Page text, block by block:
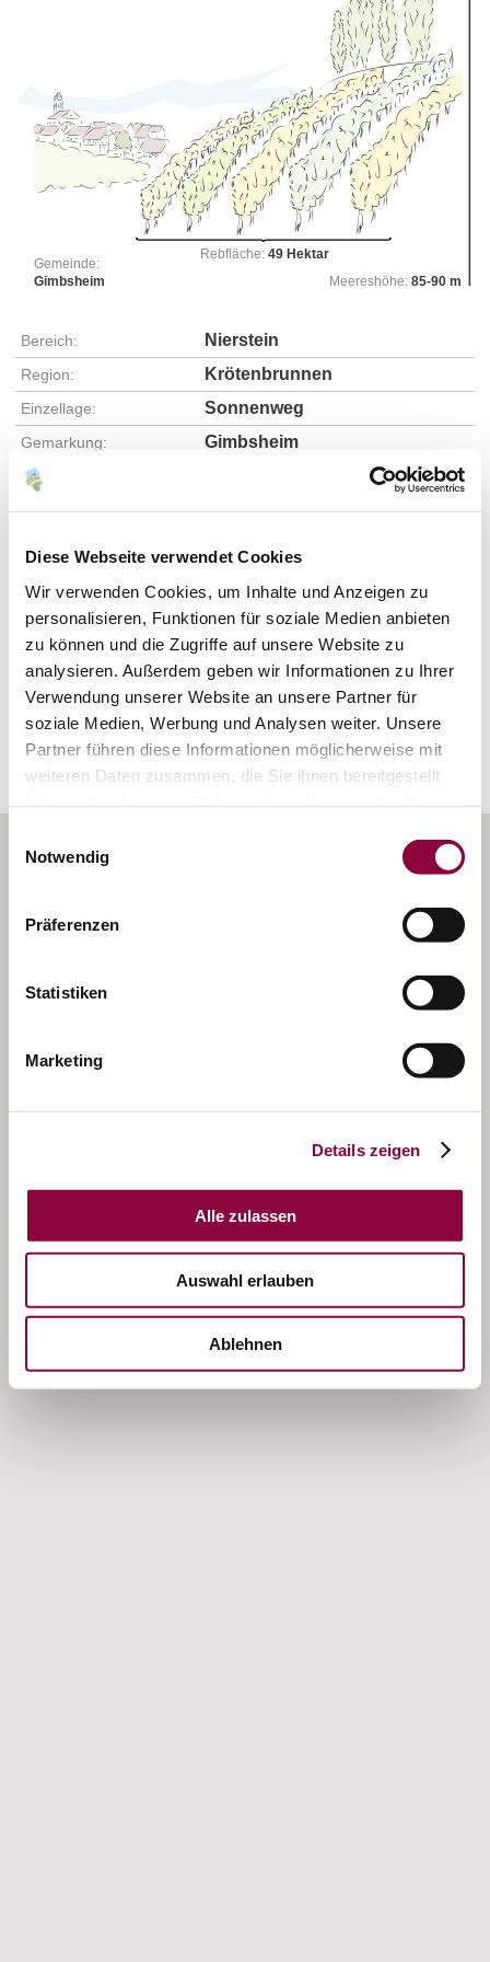
Diese Webseite verwendet Cookies
Wir verwenden Cookies, um Inhalte und Anzeigen zu
personalisieren, Funktionen für soziale Medien anbieten
zu können und die Zugriffe auf unsere Website zu
analysieren. Außerdem geben wir Informationen zu Ihrer
Verwendung unserer Website an unsere Partner für
soziale Medien, Werbung und Analysen weiter. Unsere
Partner führen diese Informationen möglicherweise mit
weiteren Daten zusammen, die Sie ihnen bereitgestellt
Notwendig
Präferenzen
Statistiken
Marketing
Details zeigen
Alle zulassen
Auswahl erlauben
Ablehnen
Rebfläche:49 Hektar
Gemeinde:
Gimbsheim
Meereshöhe: 85-90 m
Bereich: Nierstein
Region: Krötenbrunnen
Einzellage: Sonnenweg
Gemarkung: Gimbsheim
SAND/RIGOSOL
Erkunden Sie die Umgebung
Weingüter